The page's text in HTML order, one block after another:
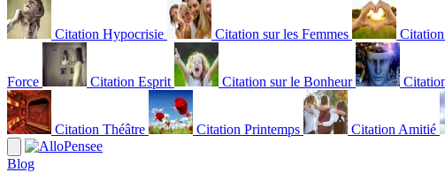
Citation Hypocrisie Citation sur les Femmes
Force Citation Esprit Citation sur le Bonheur
Citation Théâtre Citation Printemps Citation Amitié
Blog